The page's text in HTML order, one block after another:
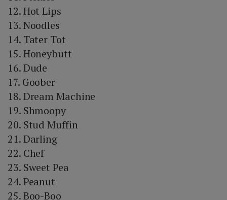
12. Hot Lips
13. Noodles
14. Tater Tot
15. Honeybutt
16. Dude
17. Goober
18. Dream Machine
19. Shmoopy
20. Stud Muffin
21. Darling
22. Chef
23. Sweet Pea
24. Peanut
25. Boo-Boo